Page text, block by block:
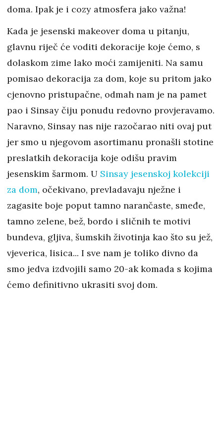
doma. Ipak je i cozy atmosfera jako važna!
Kada je jesenski makeover doma u pitanju,
glavnu riječ će voditi dekoracije koje ćemo, s
dolaskom zime lako moći zamijeniti. Na samu
pomisao dekoracija za dom, koje su pritom jako
cjenovno pristupačne, odmah nam je na pamet
pao i Sinsay čiju ponudu redovno provjeravamo.
Naravno, Sinsay nas nije razočarao niti ovaj put
jer smo u njegovom asortimanu pronašli stotine
preslatkih dekoracija koje odišu pravim
jesenskim šarmom. U Sinsay jesenskoj kolekciji
za dom, očekivano, prevladavaju nježne i
zagasite boje poput tamno narančaste, smeđe,
tamno zelene, bež, bordo i sličnih te motivi
bundeva, gljiva, šumskih životinja kao što su jež,
vjeverica, lisica... I sve nam je toliko divno da
smo jedva izdvojili samo 20-ak komada s kojima
ćemo definitivno ukrasiti svoj dom.